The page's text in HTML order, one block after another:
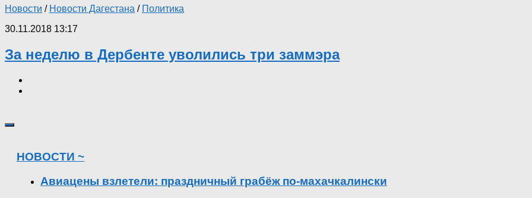
Новости / Новости Дагестана / Политика
30.11.2018 13:17
За неделю в Дербенте уволились три заммэра
НОВОСТИ ~
Авиацены взлетели: праздничный грабёж по-махачкалински